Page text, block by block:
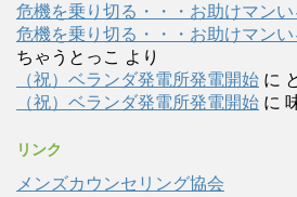
危機を乗り切る・・・お助けマンい
危機を乗り切る・・・お助けマンい
ちゃうとっこ より
（祝）ベランダ発電所発電開始 に
（祝）ベランダ発電所発電開始 に
リンク
メンズカウンセリング協会